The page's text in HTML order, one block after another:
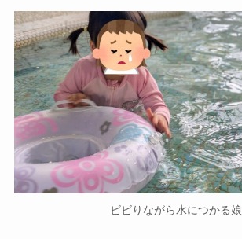
ビビりながら水につかる娘